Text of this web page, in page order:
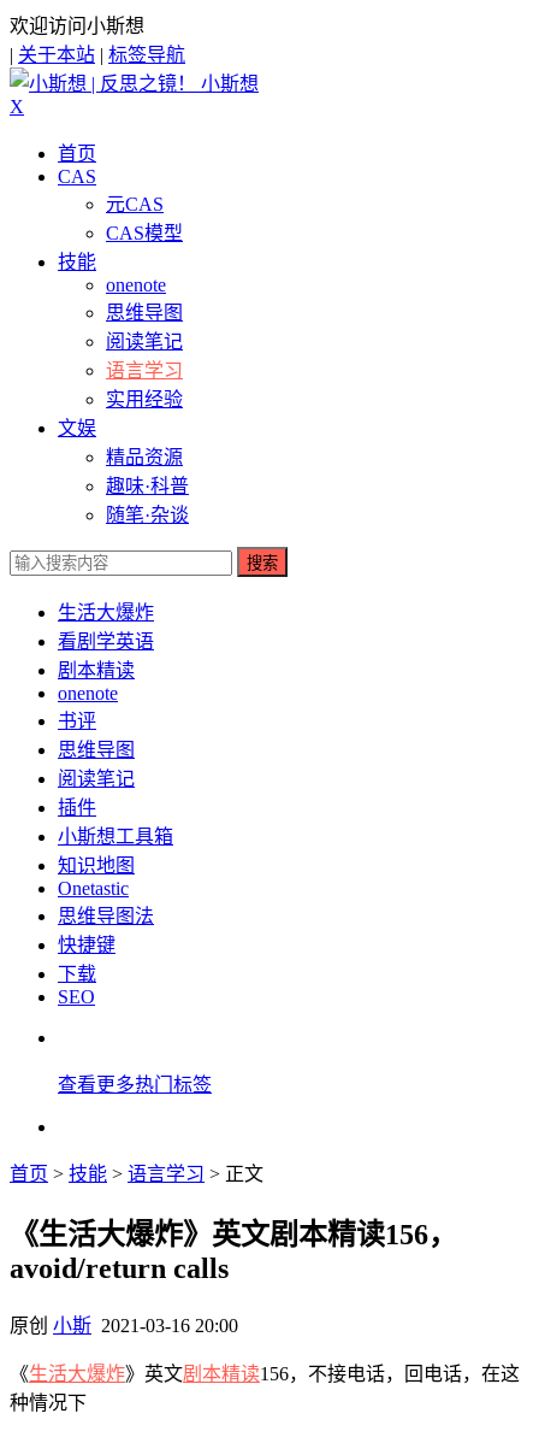
欢迎访问小斯想
| 关于本站 | 标签导航
小斯想
X
首页
CAS
元CAS
CAS模型
技能
onenote
思维导图
阅读笔记
语言学习
实用经验
文娱
精品资源
趣味·科普
随笔·杂谈
搜索
生活大爆炸
看剧学英语
剧本精读
onenote
书评
思维导图
阅读笔记
插件
小斯想工具箱
知识地图
Onetastic
思维导图法
快捷键
下载
SEO
查看更多热门标签
首页 > 技能 > 语言学习 > 正文
《生活大爆炸》英文剧本精读156，
avoid/return calls
原创 小斯 2021-03-16 20:00
《生活大爆炸》英文剧本精读156，不接电话，回电话，在这
种情况下